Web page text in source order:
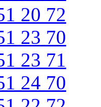
20 72
23 70
23 71
24 70